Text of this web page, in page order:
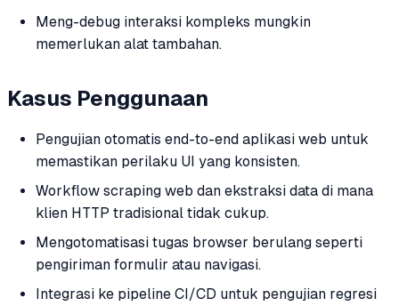
Meng-debug interaksi kompleks mungkin
memerlukan alat tambahan.
Kasus Penggunaan
Pengujian otomatis end-to-end aplikasi web untuk
memastikan perilaku UI yang konsisten.
Workflow scraping web dan ekstraksi data di mana
klien HTTP tradisional tidak cukup.
Mengotomatisasi tugas browser berulang seperti
pengiriman formulir atau navigasi.
Integrasi ke pipeline CI/CD untuk pengujian regresi